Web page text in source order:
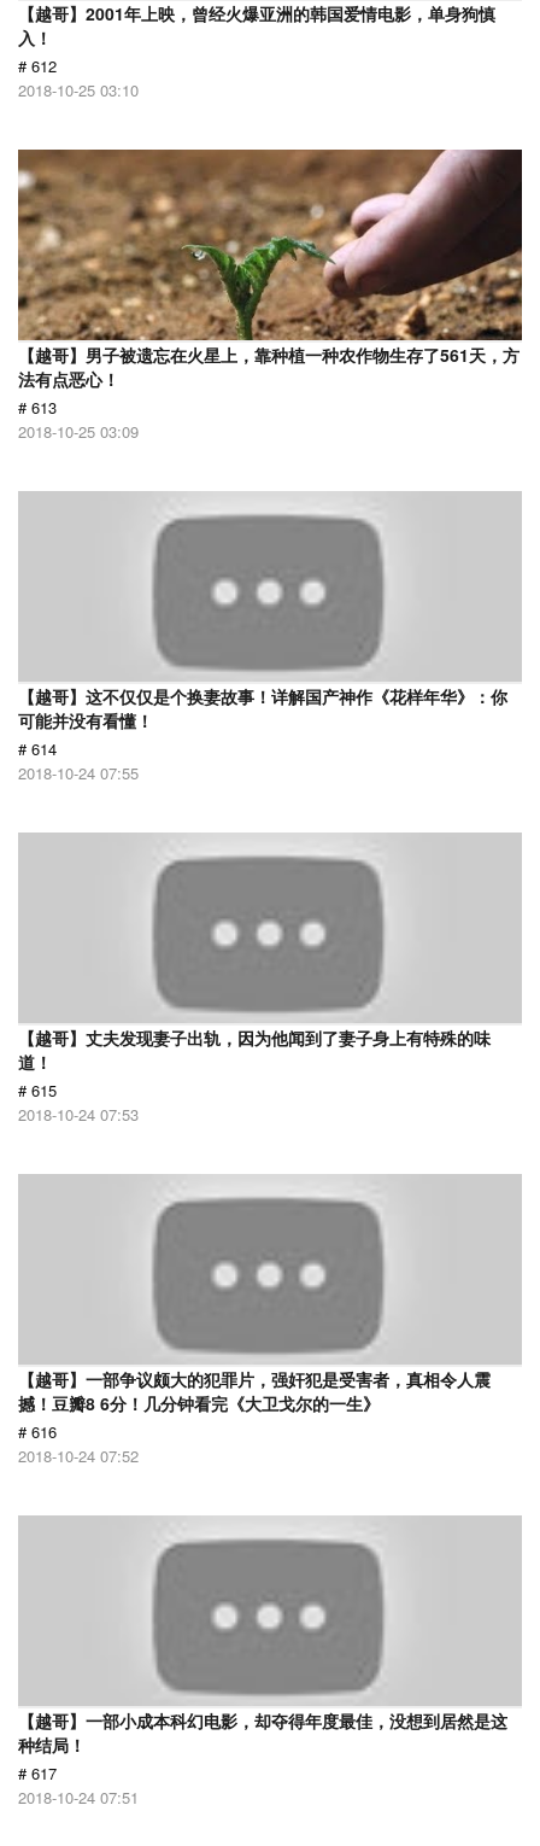
【越哥】2001年上映，曾经火爆亚洲的韩国爱情电影，单身狗慎
入！
# 612
2018-10-25 03:10
【越哥】男子被遗忘在火星上，靠种植一种农作物生存了561天，方
法有点恶心！
# 613
2018-10-25 03:09
【越哥】这不仅仅是个换妻故事！详解国产神作《花样年华》：你
可能并没有看懂！
# 614
2018-10-24 07:55
【越哥】丈夫发现妻子出轨，因为他闻到了妻子身上有特殊的味
道！
# 615
2018-10-24 07:53
【越哥】一部争议颇大的犯罪片，强奸犯是受害者，真相令人震
撼！豆瓣8 6分！几分钟看完《大卫戈尔的一生》
# 616
2018-10-24 07:52
【越哥】一部小成本科幻电影，却夺得年度最佳，没想到居然是这
种结局！
# 617
2018-10-24 07:51